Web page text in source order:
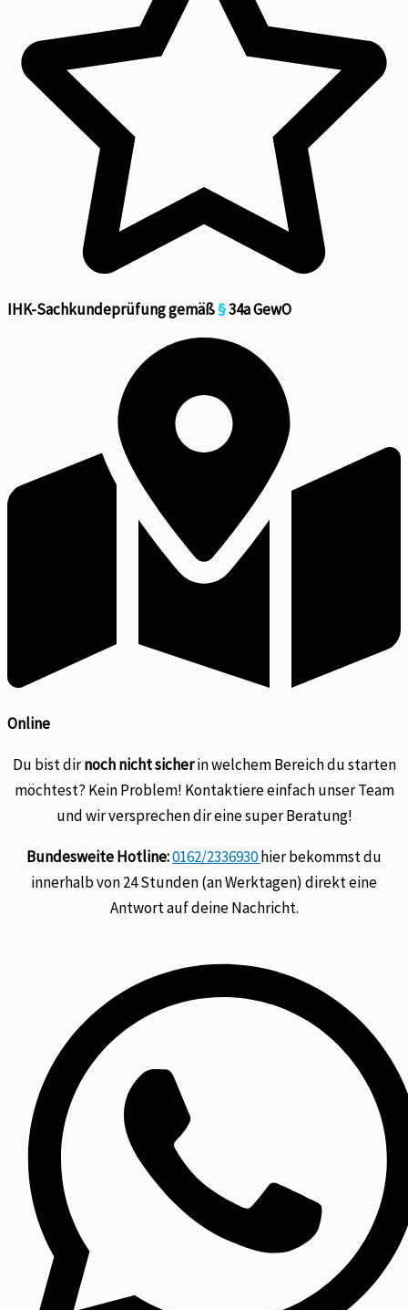
IHK-Sachkundeprüfung gemäß§34a GewO
Online
Du bist dirnoch nicht sicherin welchem Bereich du starten
möchtest? Kein Problem! Kontaktiere einfach unser Team
und wir versprechen dir eine super Beratung!
Bundesweite Hotline:0162/2336930hier bekommst du
innerhalb von 24 Stunden (an Werktagen) direkt eine
Antwort auf deine Nachricht.